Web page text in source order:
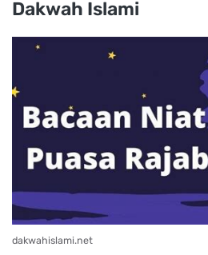
Dakwah Islami
dakwahislami.net